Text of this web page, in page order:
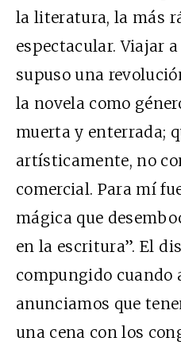
la literatura, la más
espectacular. Viajar
supuso una
la novela como
muerta y enterrada;
artísticamente, no
comercial. Para mí
mágica que
en la escritura”. El
compungido cuando
anunciamos que
una cena con los